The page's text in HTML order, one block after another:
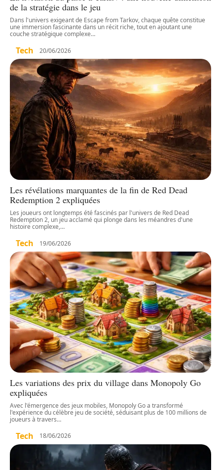
de la stratégie dans le jeu
Dans l'univers exigeant de Escape from Tarkov, chaque quête constitue
une immersion fascinante dans un récit riche, tout en ajoutant une
couche stratégique complexe…
Tech 20/06/2026
Les révélations marquantes de la fin de Red Dead
Redemption 2 expliquées
Les joueurs ont longtemps été fascinés par l'univers de Red Dead
Redemption 2, un jeu acclamé qui plonge dans les méandres d'une
histoire complexe,…
Tech 19/06/2026
Les variations des prix du village dans Monopoly Go
expliquées
Avec l'émergence des jeux mobiles, Monopoly Go a transformé
l'expérience du célèbre jeu de société, séduisant plus de 100 millions de
joueurs à travers…
Tech 18/06/2026